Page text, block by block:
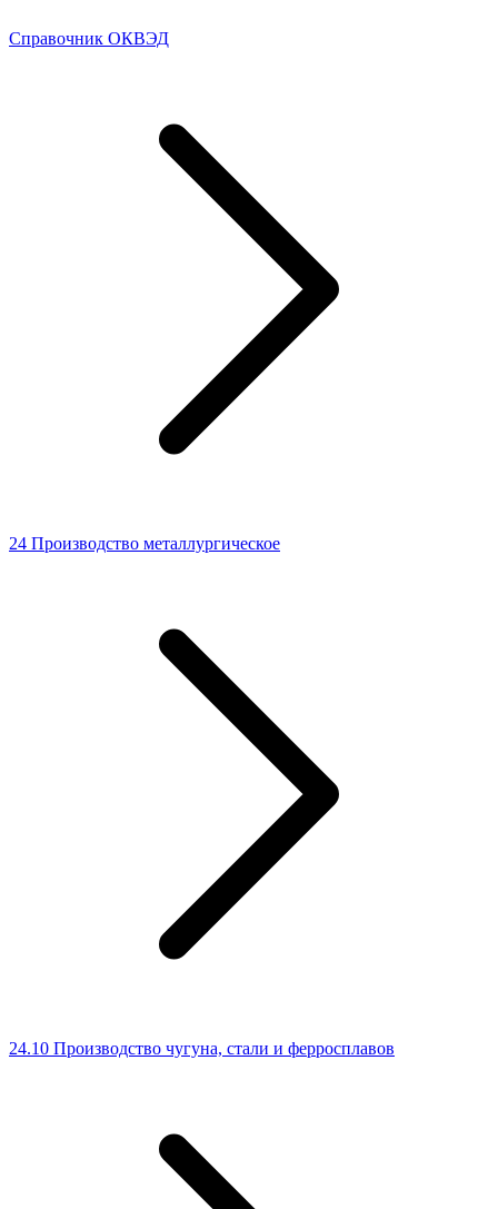
Справочник ОКВЭД
24 Производство металлургическое
24.10 Производство чугуна, стали и ферросплавов